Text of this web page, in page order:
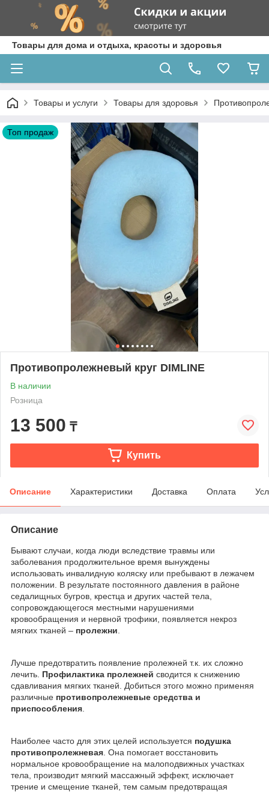
Товары для дома и отдыха, красоты и здоровья
Товары и услуги Товары для здоровья
Топ продаж
Противопролежневый круг DIMLINE
В наличии
Розница
13 500 ₸
Купить
Описание Характеристики Доставка Оплата
Описание
Бывают случаи, когда люди вследствие травмы или
заболевания продолжительное время вынуждены
использовать инвалидную коляску или пребывают в лежачем
положении. В результате постоянного давления в районе
седалищных бугров, крестца и других частей тела,
сопровождающегося местными нарушениями
кровообращения и нервной трофики, появляется некроз
мягких тканей – пролежни
Лучше предотвратить появление пролежней т.к. их сложно
лечить. Профилактика пролежней сводится к снижению
сдавливания мягких тканей. Добиться этого можно применяя
различные противопролежневые средства и
приспособления
Наиболее часто для этих целей используется подушка
противопролежневая . Она помогает восстановить
нормальное кровообращение на малоподвижных участках
тела, производит мягкий массажный эффект, исключает
трение и смещение тканей, тем самым предотвращая